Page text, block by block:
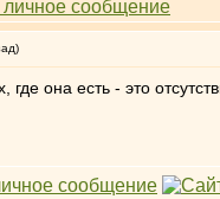
она есть - это